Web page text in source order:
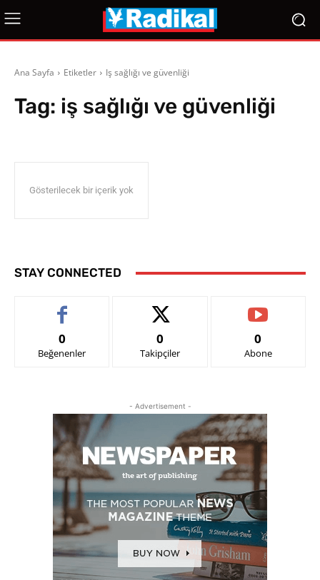
Ana Sayfa Etiketler Iş sağlığı ve güvenliği
Tag: iş sağlığı ve güvenliği
Gösterilecek bir içerik yok
STAY CONNECTED
0
Beğenenler
0
Takipçiler
0
Abone
- Advertisement -